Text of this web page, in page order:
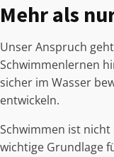
Mehr als
Unser Anspruch
Schwimmenlernen
sicher im Wasser
entwickeln.
Schwimmen ist
wichtige Grundlage